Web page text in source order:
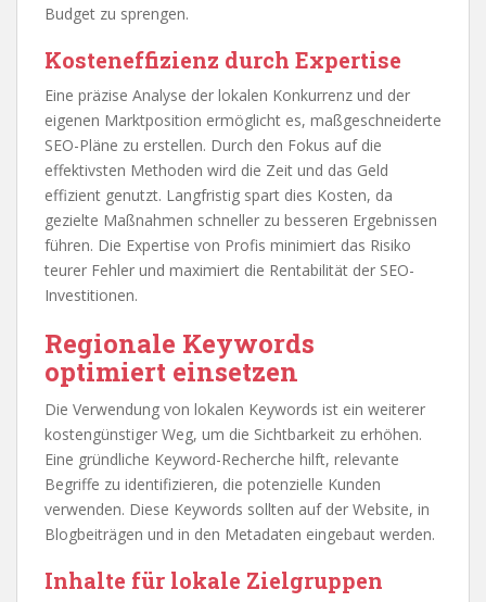
Budget zu sprengen.
Kosteneffizienz durch Expertise
Eine präzise Analyse der lokalen Konkurrenz und der
eigenen Marktposition ermöglicht es, maßgeschneiderte
SEO-Pläne zu erstellen. Durch den Fokus auf die
effektivsten Methoden wird die Zeit und das Geld
effizient genutzt. Langfristig spart dies Kosten, da
gezielte Maßnahmen schneller zu besseren Ergebnissen
führen. Die Expertise von Profis minimiert das Risiko
teurer Fehler und maximiert die Rentabilität der SEO-
Investitionen.
Regionale Keywords
optimiert einsetzen
Die Verwendung von lokalen Keywords ist ein weiterer
kostengünstiger Weg, um die Sichtbarkeit zu erhöhen.
Eine gründliche Keyword-Recherche hilft, relevante
Begriffe zu identifizieren, die potenzielle Kunden
verwenden. Diese Keywords sollten auf der Website, in
Blogbeiträgen und in den Metadaten eingebaut werden.
Inhalte für lokale Zielgruppen